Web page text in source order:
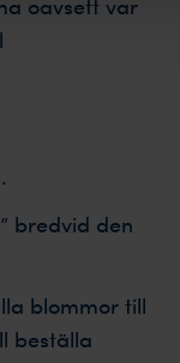
bredvid den
blommor till
beställa